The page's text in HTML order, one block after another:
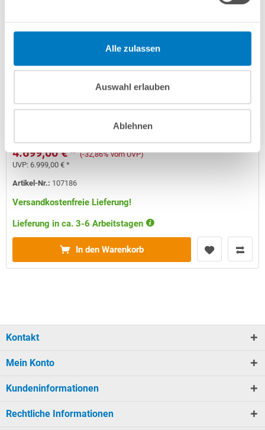
Alle zulassen
Auswahl erlauben
Ablehnen
Rundpool Alu PS SQ 5,00 x 1,50 m | Alu-Handlauf | 0,9
4.699,00 € * (-32,86% vom UVP)
UVP: 6.999,00 € *
Artikel-Nr.: 107186
Versandkostenfreie Lieferung!
Lieferung in ca. 3-6 Arbeitstagen
In den Warenkorb
Kontakt
Mein Konto
Kundeninformationen
Rechtliche Informationen